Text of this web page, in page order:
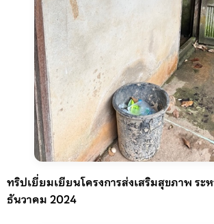
ทริปเยี่ยมเยียนโครงการส่งเสริมสุขภาพ ระ
ธันวาคม 2024